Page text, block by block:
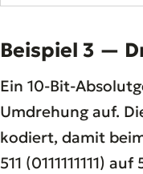
Beispiel 3 —
Ein 10-Bit-
Umdrehung auf.
kodiert, damit
511 (0111111111)